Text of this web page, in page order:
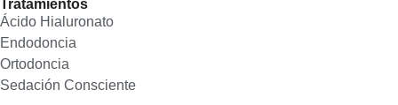
Tratamientos
Ácido Hialuronato
Endodoncia
Ortodoncia
Sedación Consciente